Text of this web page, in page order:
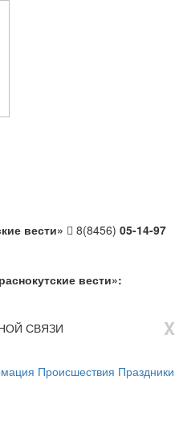
вести» 8(8456) 05-14-97
вести»:
X
СВЯЗИ
Происшествия Праздники